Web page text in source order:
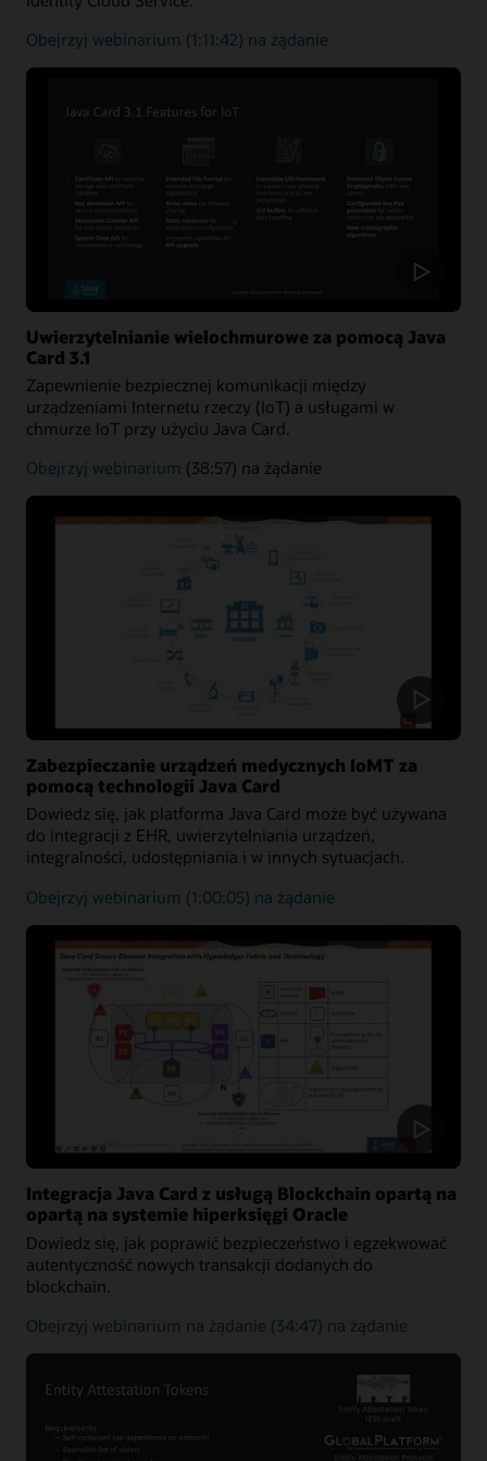
Obejrzyj webinarium Uwierzytelnianie
(1:11:42) na żądanie
Uwierzytelnianie wielochmurowe za pomocą Java
Card 3.1
Zapewnienie bezpiecznej komunikacji między
urządzeniami Internetu rzeczy (IoT) a usługami w
chmurze IoT przy użyciu Java Card.
Obejrzyj webinarium Uwierzytelnianie
(38:57) na żądanie
Zabezpieczanie urządzeń medycznych IoMT za
pomocą technologii Java Card
Dowiedz się, jak platforma Java Card może być używana
do integracji z EHR, uwierzytelniania urządzeń,
integralności, udostępniania i w innych sytuacjach.
Obejrzyj webinarium Wykorzystanie
Java
Card
rozwiązań
medycznych
(1:00:05) na żądanie
Integracja Java Card z usługą Blockchain opartą na
opartą na systemie hiperksięgi Oracle
Dowiedz się, jak poprawić bezpieczeństwo i egzekwować
autentyczność nowych transakcji dodanych do
blockchain.
Obejrzyj webinarium na żądanie Jak
egzekwować
autentyczność
(34:47) na żądanie